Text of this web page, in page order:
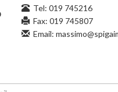
Tel: 019 745216
Fax: 019 745807
Email: